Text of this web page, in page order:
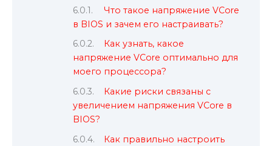
Что такое напряжение VCore
в BIOS и зачем его настраивать?
Как узнать, какое
напряжение VCore оптимально для
моего процессора?
Какие риски связаны с
увеличением напряжения VCore в
BIOS?
Как правильно настроить